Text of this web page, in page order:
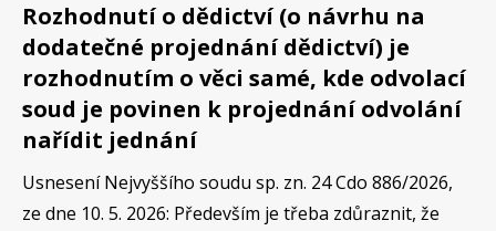
Rozhodnutí o dědictví (o návrhu na
dodatečné projednání dědictví) je
rozhodnutím o věci samé, kde odvolací
soud je povinen k projednání odvolání
nařídit jednání
Usnesení Nejvyššího soudu sp. zn. 24 Cdo 886/2026,
ze dne 10. 5. 2026: Především je třeba zdůraznit, že